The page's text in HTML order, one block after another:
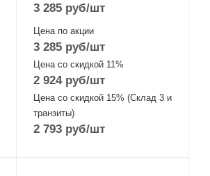
3 285руб/шт
Цена по акции
3 285руб/шт
Цена со скидкой 11%
2 924руб/шт
Цена со скидкой 15% (Склад 3 и
транзиты)
2 793руб/шт